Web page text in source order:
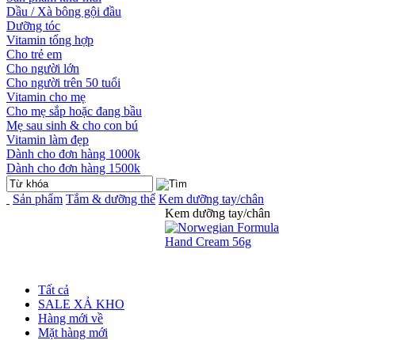
Dầu / Xà bông gội đầu
Dưỡng tóc
Vitamin tổng hợp
Cho trẻ em
Cho người lớn
Cho người trên 50 tuổi
Vitamin cho mẹ
Cho mẹ sắp hoặc đang bầu
Mẹ sau sinh & cho con bú
Vitamin làm đẹp
Dành cho đơn hàng 1000k
Dành cho đơn hàng 1500k
Sản phẩm Tắm & dưỡng thể Kem dưỡng tay/chân
Tất cả
SALE XẢ KHO
Hàng mới về
Mặt hàng mới
Kem dưỡng tay/chân